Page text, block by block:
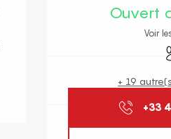
Ouvert
Voir
+ 19
+33